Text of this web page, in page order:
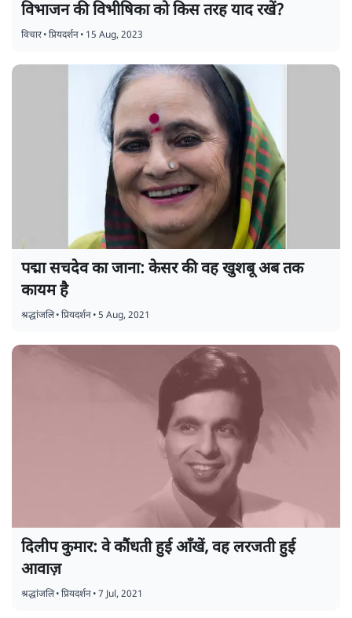
विभाजन की विभीषिका को किस तरह याद रखें?
विचार•प्रियदर्शन• 15 Aug, 2023
पद्मा सचदेव का जाना: केसर की वह खुशबू अब तक
कायम है
श्रद्धांजलि•प्रियदर्शन•5 Aug, 2021
दिलीप कुमार: वे कौंधती हुई आँखें, वह लरजती हुई
आवाज़
श्रद्धांजलि•प्रियदर्शन•7 Jul, 2021